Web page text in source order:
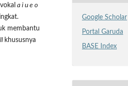
a i u e o
membantu
khususnya
Google Scholar
Portal Garuda
BASE Index